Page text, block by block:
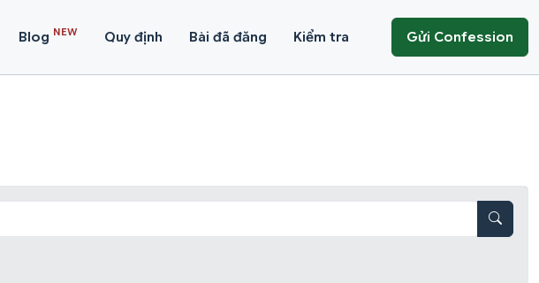
Blog NEW Quy định Bài đã đăng Kiểm tra Gửi Confession